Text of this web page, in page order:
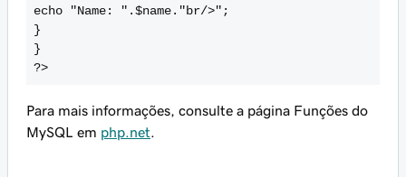
echo "Name: ".$name."br/>";
}
}
?>
Para mais informações, consulte a página Funções do
MySQL em php.net